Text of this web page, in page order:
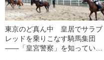
東京のど真ん中 皇居でサラブ
レッドを乗りこなす騎馬集団
――「皇宮警察」を知っていま